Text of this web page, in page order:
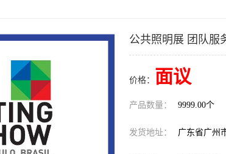
公共照明展 团队服
价格： 面议
产品数量： 9999.00个
发货地址： 广东省广州